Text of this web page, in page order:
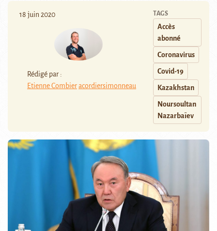
18 juin 2020
Rédigé par :
Etienne Combieracordiersimonneau
TAGS
Accès
abonné
Coronavirus
Covid-19
Kazakhstan
Noursoultan
Nazarbaïev